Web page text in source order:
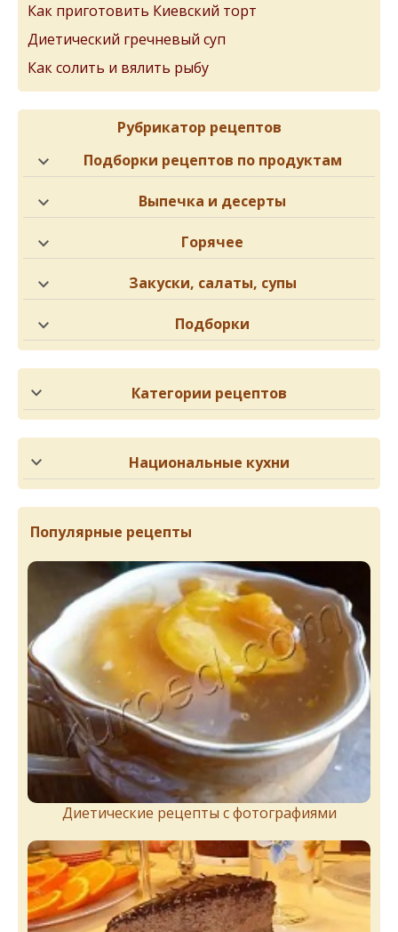
Как приготовить Киевский торт
Диетический гречневый суп
Как солить и вялить рыбу
Рубрикатор рецептов
Подборки рецептов по продуктам
Выпечка и десерты
Горячее
Закуски, салаты, супы
Подборки
Категории рецептов
Национальные кухни
Популярные рецепты
Диетические рецепты с фотографиями